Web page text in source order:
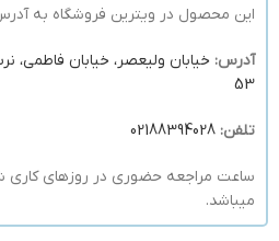
این محصول در ویترین فروشگاه به
آدرس: خیابان ولیعصر، خیابان فاطمی،
53
تلفن: 02188394028
میباشد.